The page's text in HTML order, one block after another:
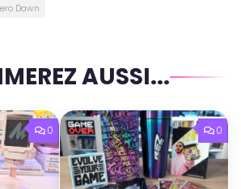
Dawn
AUSSI...
0 0